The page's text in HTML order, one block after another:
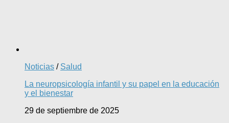
Noticias / Salud
La neuropsicología infantil y su papel en la educación
y el bienestar
29 de septiembre de 2025